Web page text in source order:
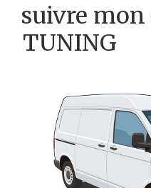
suivre
TUNING